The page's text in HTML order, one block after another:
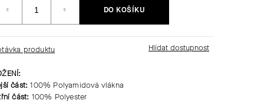
DO KOŠÍKU
produktu
část: 100% Polyamidová vlákna
část: 100% Polyester